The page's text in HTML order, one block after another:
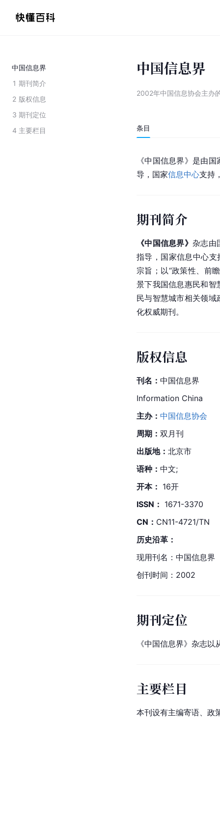
中国信息界
1 期刊简介
2 版权信息
3 期刊定位
4 主要栏目
中国信息界
2002年中国信息协会主办
条目
《中国信息界》是由
导，国家信息中心支持
期刊简介
《中国信息界》杂志由
指导，国家信息中心支
宗旨；以“政策性、前
景下我国信息惠民和智
民与智慧城市相关领
化权威期刊。
版权信息
刊名： 中国信息界
Information China
主办： 中国信息协会
周期： 双月刊
出版地： 北京市
语种： 中文;
开本： 16开
ISSN： 1671-3370
CN： CN11-4721/TN
历史沿革：
现用刊名：中国信息界
创刊时间：2002
期刊定位
《中国信息界》杂志
主要栏目
本刊设有主编寄语、政